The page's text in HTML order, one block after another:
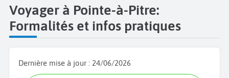
Voyager à Pointe-à-Pitre:
Formalités et infos pratiques
Dernière mise à jour : 24/06/2026